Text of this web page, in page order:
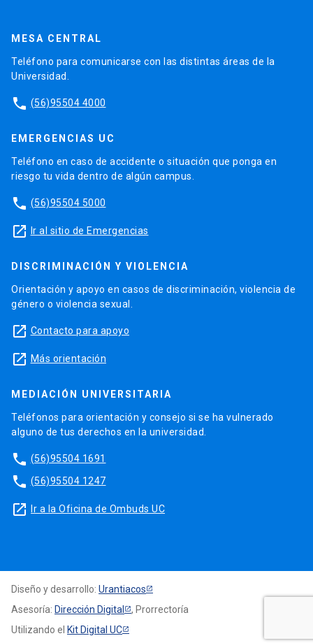
MESA CENTRAL
Teléfono para comunicarse con las distintas áreas de la
Universidad.
phone (56)95504 4000
EMERGENCIAS UC
Teléfono en caso de accidente o situación que ponga en
riesgo tu vida dentro de algún campus.
phone (56)95504 5000
launch Ir al sitio de Emergencias
DISCRIMINACIÓN Y VIOLENCIA
Orientación y apoyo en casos de discriminación, violencia de
género o violencia sexual.
launch Contacto para apoyo
launch Más orientación
MEDIACIÓN UNIVERSITARIA
Teléfonos para orientación y consejo si se ha vulnerado
alguno de tus derechos en la universidad.
phone (56)95504 1691
phone (56)95504 1247
launch Ir a la Oficina de Ombuds UC
Diseño y desarrollo: Urantiacos
Asesoría: Dirección Digital
, Prorrectoría
Utilizando el Kit Digital UC